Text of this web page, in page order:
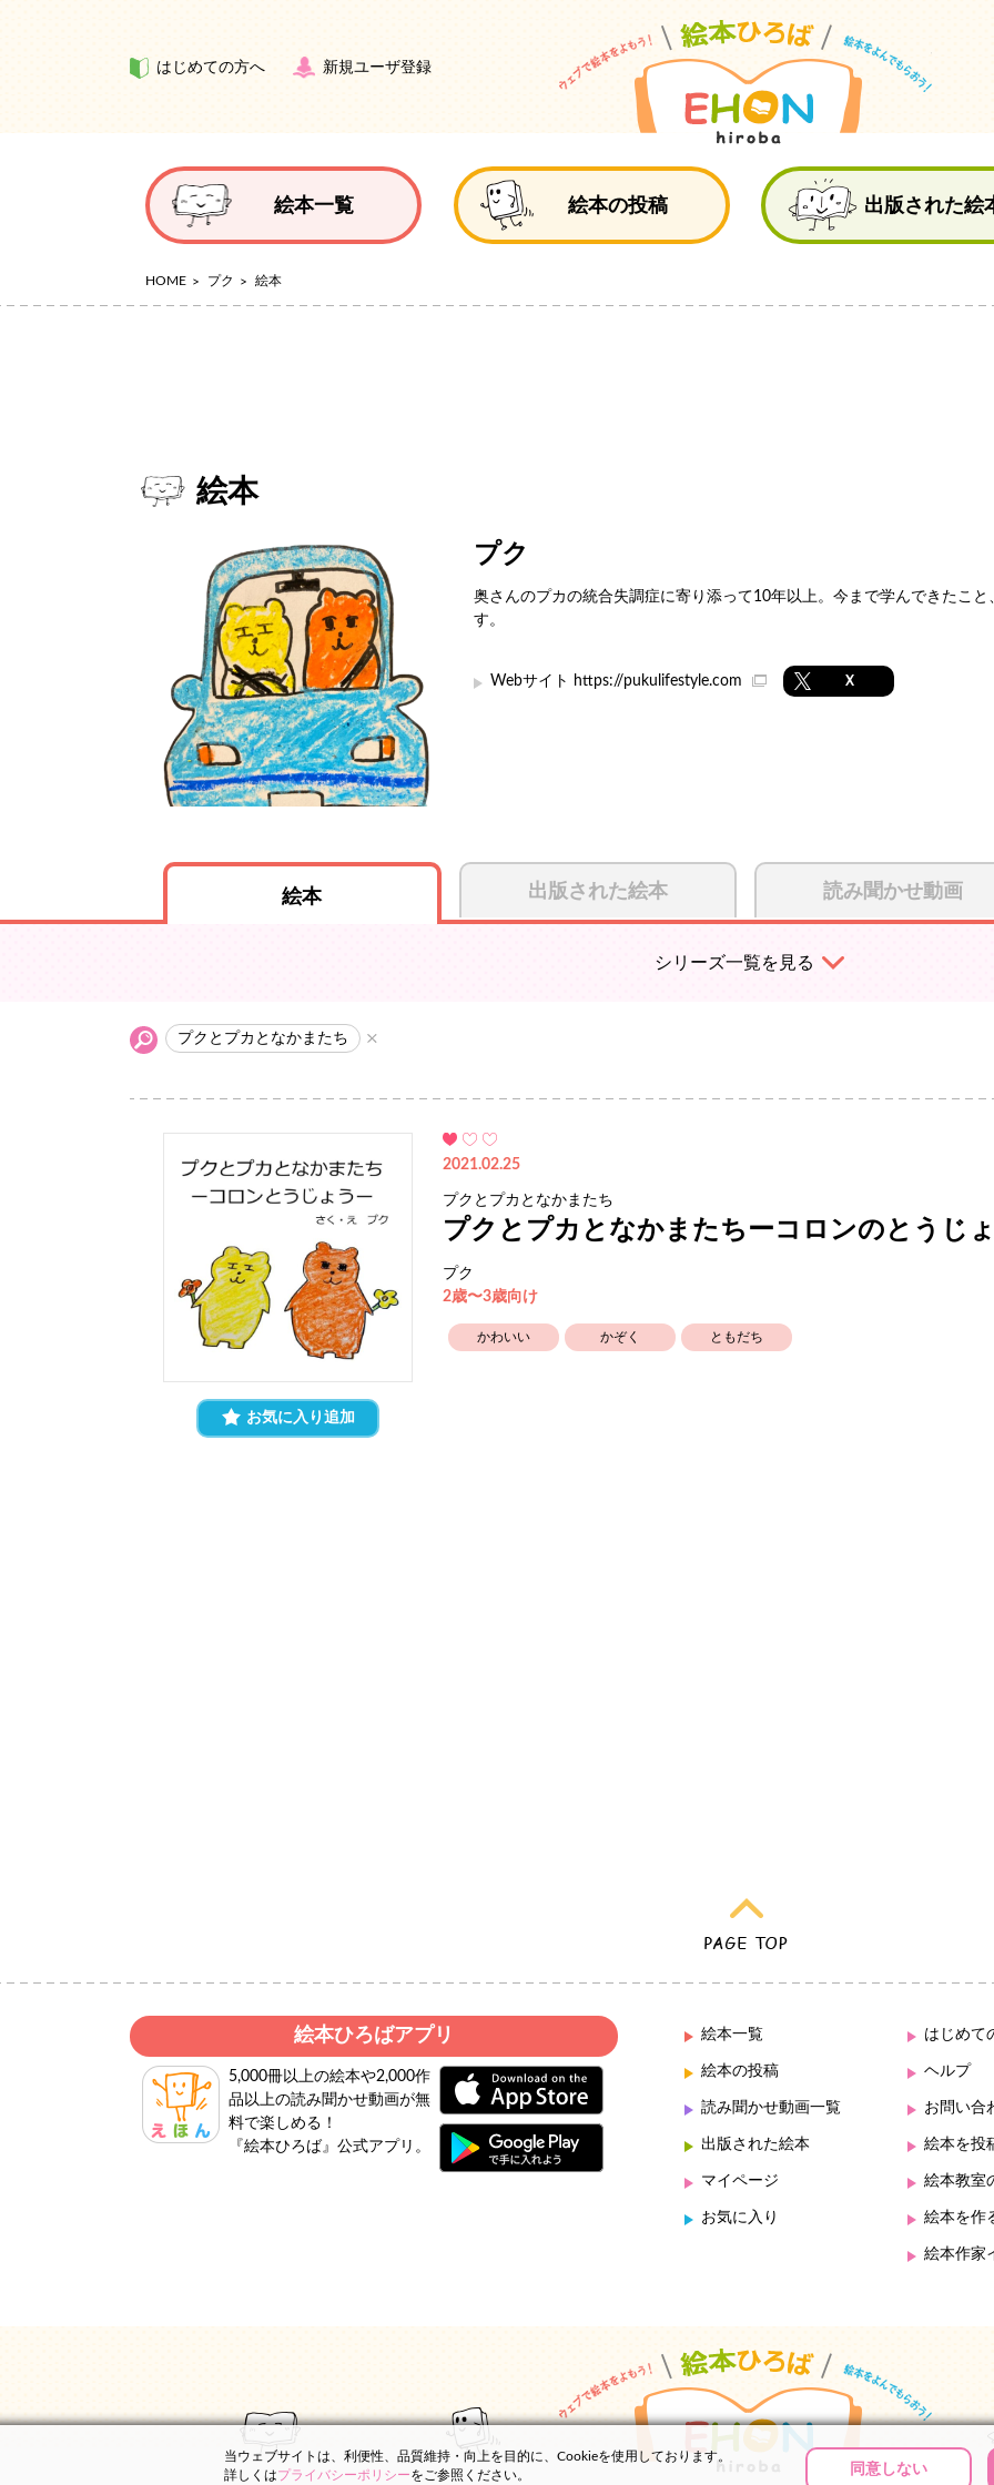
はじめての方へ 新規ユーザ登録
絵本一覧 絵本の投稿 出版された絵
HOME プク 絵本
絵本
プク
奥さんのプカの統合失調症に寄り添って10年以上。今まで学んできたこ
す。
Webサイト https://pukulifestyle.com X
絵本 出版された絵本 読み聞かせ動画
シリーズ一覧を見る
プクとプカとなかまたち
お気に入り追加
2021.02.25
プクとプカとなかまたち
プクとプカとなかまたちーコロンのとうじ
プク
2歳〜3歳向け
かわいい かぞく ともだち
絵本ひろばアプリ
5,000冊以上の絵本や2,000作
品以上の読み聞かせ動画が無
料で楽しめる！
『絵本ひろば』公式アプリ。
絵本一覧
絵本の投稿
読み聞かせ動画一覧
出版された絵本
マイページ
お気に入り
はじめて
ヘルプ
お問い合
絵本を投
絵本教室
絵本を作
絵本作家
当ウェブサイトは、利便性、品質維持・向上を目的に、Cookieを使用しております。
詳しくはプライバシーポリシーをご参照ください。 同意しない